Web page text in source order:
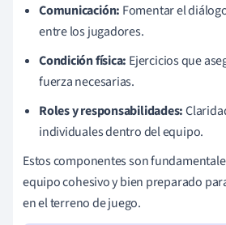
Comunicación: Fomentar el
entre los jugadores.
Condición física: Ejercicios que
fuerza necesarias.
Roles y responsabilidades:
individuales dentro del equipo.
Estos componentes son
equipo cohesivo y bien preparado
en el terreno de juego.